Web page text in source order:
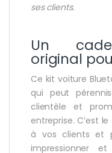
ses clients.
Un
original
Ce kit voiture
qui peut
clientèle et
entreprise. C’est
à vos clients et
impressionner